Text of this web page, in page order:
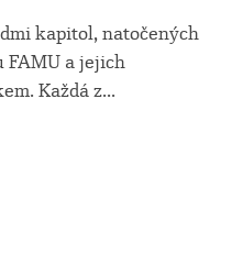
kapitol, natočených
a jejich
Každá z...